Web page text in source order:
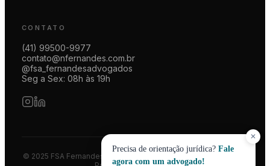
✕
Precisa de orientação jurídica? Fale
agora com um advogado!
CONTATO
(41) 99500-9977
contato@nfernandes.com.br
@fsa_fernandesadvogados
Seg a Sex: 08h às 19h
© 2025 FSA Fernandes Advogados | CNPJ 08.014.774/0001-83